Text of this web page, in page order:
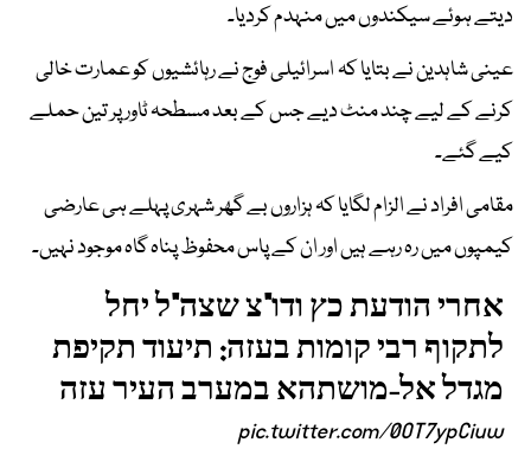
دیتے ہوئے سیکندوں میں منہدم کردیا۔
عینی شاہدین نے بتایا کہ اسرائیلی فوج نے رہائشیوں کو عمارت خالی
کرنے کے لیے چند منٹ دیے جس کے بعد مسطحہ ٹاور پر تین حملے
کیے گئے۔
مقامی افراد نے الزام لگایا کہ ہزاروں بے گھر شہری پہلے ہی عارضی
کیمپوں میں رہ رہے ہیں اور ان کے پاس محفوظ پناہ گاہ موجود نہیں۔
אחרי הודעת כץ ודו"צ שצה"ל יחל
לתקוף רבי קומות בעזה: תיעוד תקיפת
מגדל אל-מושתהא במערב העיר עזה
pic.twitter.com/0OT7ypCiuw